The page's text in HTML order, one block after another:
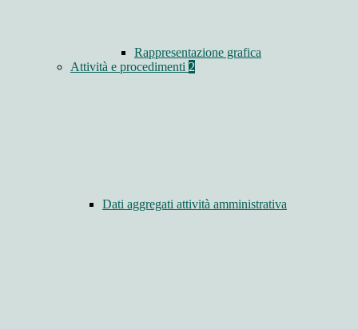
Rappresentazione grafica
Attività e procedimenti 2
Dati aggregati attività amministrativa